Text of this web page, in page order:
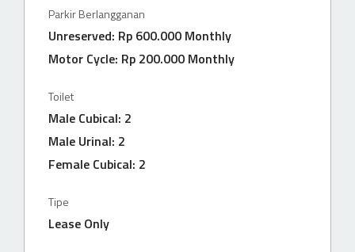
Parkir Berlangganan
Unreserved: Rp 600.000 Monthly
Motor Cycle: Rp 200.000 Monthly
Toilet
Male Cubical: 2
Male Urinal: 2
Female Cubical: 2
Tipe
Lease Only